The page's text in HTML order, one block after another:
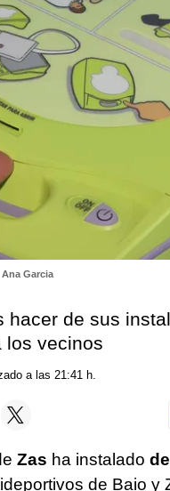
Ana Garcia
hacer de sus
los vecinos
a las 21:41 h.
Zas ha instalado
de Baio y